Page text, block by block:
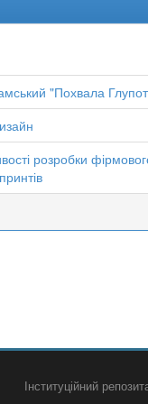
"Похвала
розробки
Інституційний